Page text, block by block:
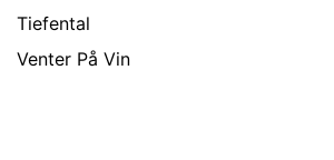
Tiefental
Venter På Vin